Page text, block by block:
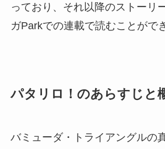
っており、それ以降のストーリ
ガParkでの連載で読むことがで
パタリロ！のあらすじと
バミューダ・トライアングルの